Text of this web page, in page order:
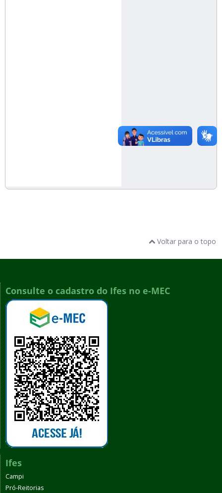
Voltar para o topo
Consulte o cadastro do Ifes no e-MEC
Ifes
Campi
Pró-Reitorias